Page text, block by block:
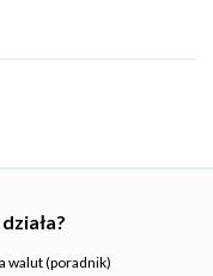
walut (poradnik)